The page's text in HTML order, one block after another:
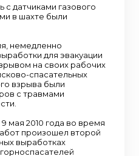
с датчиками газового
в шахте были
немедленно
для эвакуации
на своих рабочих
спасательных
взрыва были
с травмами
мая 2010 года во время
произошел второй
выработках